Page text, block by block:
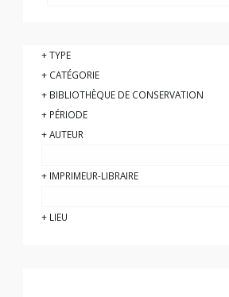
TYPE
CATÉGORIE
BIBLIOTHÈQUE DE CONSERVATION
PÉRIODE
AUTEUR
IMPRIMEUR-LIBRAIRE
LIEU